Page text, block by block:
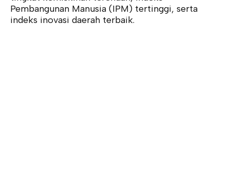
Pembangunan Manusia (IPM) tertinggi, serta
indeks inovasi daerah terbaik.